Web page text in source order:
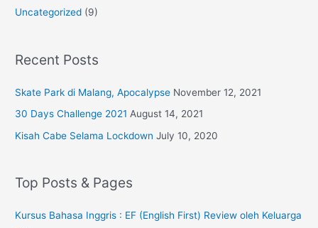
Uncategorized (9)
Recent Posts
Skate Park di Malang, Apocalypse November 12, 2021
30 Days Challenge 2021 August 14, 2021
Kisah Cabe Selama Lockdown July 10, 2020
Top Posts & Pages
Kursus Bahasa Inggris : EF (English First) Review oleh Keluarga